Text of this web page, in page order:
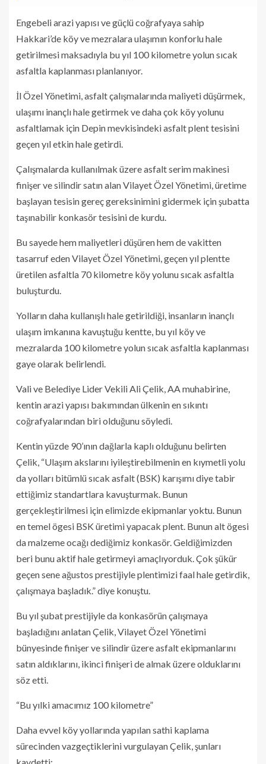
Engebeli arazi yapısı ve güçlü coğrafyaya sahip
Hakkari’de köy ve mezralara ulaşımın konforlu hale
getirilmesi maksadıyla bu yıl 100 kilometre yolun sıcak
asfaltla kaplanması planlanıyor.
İl Özel Yönetimi, asfalt çalışmalarında maliyeti düşürmek,
ulaşımı inançlı hale getirmek ve daha çok köy yolunu
asfaltlamak için Depin mevkisindeki asfalt plent tesisini
geçen yıl etkin hale getirdi.
Çalışmalarda kullanılmak üzere asfalt serim makinesi
finişer ve silindir satın alan Vilayet Özel Yönetimi, üretime
başlayan tesisin gereç gereksinimini gidermek için şubatta
taşınabilir konkasör tesisini de kurdu.
Bu sayede hem maliyetleri düşüren hem de vakitten
tasarruf eden Vilayet Özel Yönetimi, geçen yıl plentte
üretilen asfaltla 70 kilometre köy yolunu sıcak asfaltla
buluşturdu.
Yolların daha kullanışlı hale getirildiği, insanların inançlı
ulaşım imkanına kavuştuğu kentte, bu yıl köy ve
mezralarda 100 kilometre yolun sıcak asfaltla kaplanması
gaye olarak belirlendi.
Vali ve Belediye Lider Vekili Ali Çelik, AA muhabirine,
kentin arazi yapısı bakımından ülkenin en sıkıntı
coğrafyalarından biri olduğunu söyledi.
Kentin yüzde 90’ının dağlarla kaplı olduğunu belirten
Çelik, “Ulaşım akslarını iyileştirebilmenin en kıymetli yolu
da yolları bitümlü sıcak asfalt (BSK) karışımı diye tabir
ettiğimiz standartlara kavuşturmak. Bunun
gerçekleştirilmesi için elimizde ekipmanlar yoktu. Bunun
en temel ögesi BSK üretimi yapacak plent. Bunun alt ögesi
da malzeme ocağı dediğimiz konkasör. Geldiğimizden
beri bunu aktif hale getirmeyi amaçlıyorduk. Çok şükür
geçen sene ağustos prestijiyle plentimizi faal hale getirdik,
çalışmaya başladık.” diye konuştu.
Bu yıl şubat prestijiyle da konkasörün çalışmaya
başladığını anlatan Çelik, Vilayet Özel Yönetimi
bünyesinde finişer ve silindir üzere asfalt ekipmanlarını
satın aldıklarını, ikinci finişeri de almak üzere olduklarını
söz etti.
“Bu yılki amacımız 100 kilometre”
Daha evvel köy yollarında yapılan sathi kaplama
sürecinden vazgeçtiklerini vurgulayan Çelik, şunları
kaydetti: